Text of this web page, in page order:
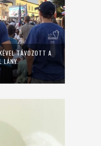
TÁVOZOTT A
LÁNY